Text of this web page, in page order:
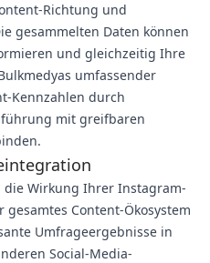
Richtung und
gesammelten Daten können
und gleichzeitig Ihre
umfassender
Kennzahlen durch
mit greifbaren
die Wirkung Ihrer Instagram-
Content-Ökosystem
Umfrageergebnisse in
Social-Media-